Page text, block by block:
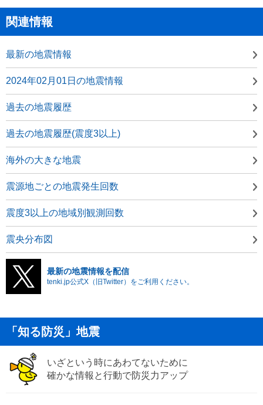
関連情報
最新の地震情報
2024年02月01日の地震情報
過去の地震履歴
過去の地震履歴(震度3以上)
海外の大きな地震
震源地ごとの地震発生回数
震度3以上の地域別観測回数
震央分布図
最新の地震情報を配信
tenki.jp公式X（旧Twitter）をご利用ください。
「知る防災」地震
いざという時にあわてないために
確かな情報と行動で防災力アップ